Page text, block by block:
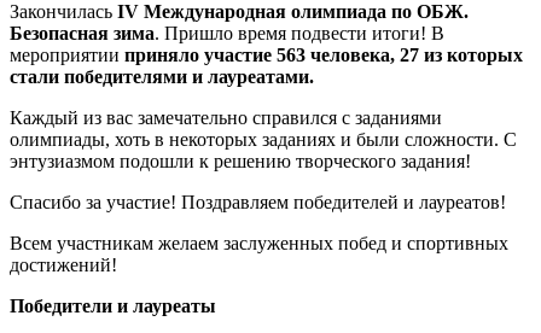
Закончилась IV Международная олимпиада по ОБЖ.
Безопасная зима. Пришло время подвести итоги! В
мероприятии приняло участие 563 человека, 27 из которых
стали победителями и лауреатами.
Каждый из вас замечательно справился с заданиями
олимпиады, хоть в некоторых заданиях и были сложности. С
энтузиазмом подошли к решению творческого задания!
Спасибо за участие! Поздравляем победителей и лауреатов!
Всем участникам желаем заслуженных побед и спортивных
достижений!
Победители и лауреаты